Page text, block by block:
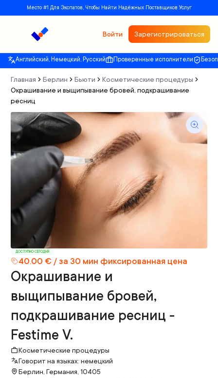
Место #1 Для Экспатов, Чтобы Найти Надёжных Поставщиков Услуг
Войти Зарегистрироваться
Английский, Немецкий, Русский Проверенные исполнители
Главная Берлин Бьюти
Косметические процедуры
Окрашивание и выщипывание бровей, подкрашивание
ресниц
ДОСТУПНО СЕГОДНЯ
40.00 € / за 30 мин фиксированная цена
Окрашивание и
выщипывание бровей,
подкрашивание ресниц -
Festime V.
Косметические процедуры
Говорит на языках: немецкий
Берлин, Германия, 10405